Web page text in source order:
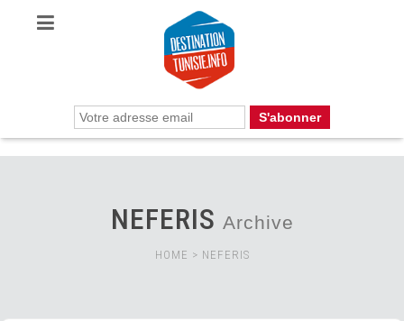
NEFERIS Archive
HOME > NEFERIS